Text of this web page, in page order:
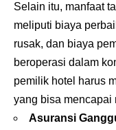
Selain itu, manfaat
meliputi biaya
rusak, dan biaya
beroperasi dalam
pemilik hotel harus
yang bisa mencapai
Asuransi